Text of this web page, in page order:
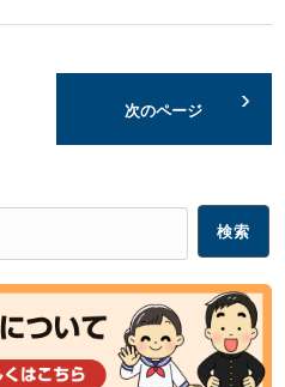
次のページ